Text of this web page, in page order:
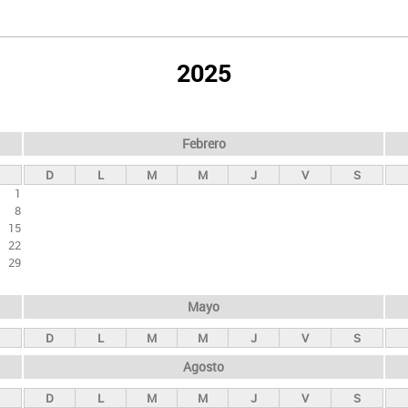
2025
1
8
15
22
29
Febrero
D L M M J V S
Mayo
D L M M J V S
Agosto
D L M M J V S